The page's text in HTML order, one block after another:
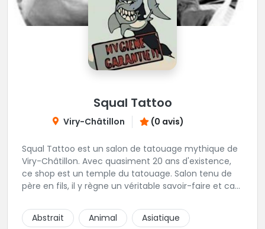
Squal Tattoo
Viry-Châtillon (0 avis)
Squal Tattoo est un salon de tatouage mythique de
Viry-Châtillon. Avec quasiment 20 ans d'existence,
ce shop est un temple du tatouage. Salon tenu de
père en fils, il y règne un véritable savoir-faire et ca
réalisés par les tatoueurs du shop. N'hésitez-plus,
Squal Tattoo est un véritable institution du tatouage
Abstrait Animal Asiatique